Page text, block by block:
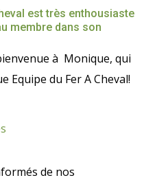
est très enthousiaste
membre dans son
à Monique, qui
Equipe du Fer A Cheval!
de nos